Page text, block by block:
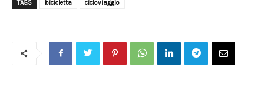
TAGS bicicletta cicloviaggio